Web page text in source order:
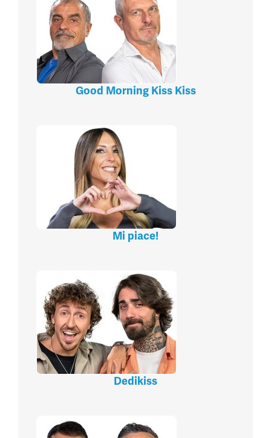
Good Morning Kiss Kiss
Mi piace!
Dedikiss